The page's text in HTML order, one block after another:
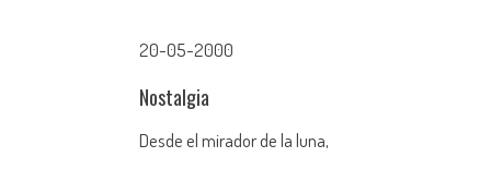
20-05-2000
Nostalgia
Desde el mirador de la luna,